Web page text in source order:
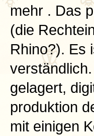
mehr . Das
(die
Rhino?). Es
gelagert,
produktion
mit einigen